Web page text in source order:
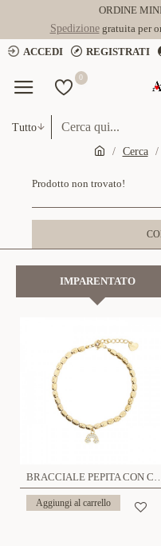
ORDINE
Spedizionegratuita per
ACCEDI
REGISTRATI
0
Tutto
Cerca
Prodotto non trovato!
IMPARENTATO
BRACCIALE PEPITA CON
Aggiungi al carrello